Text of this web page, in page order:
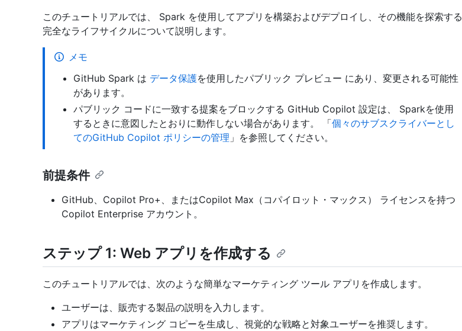
このチュートリアルでは、 Spark を使用してアプリを構築およびデプロイし、その機能を探索する
完全なライフサイクルについて説明します。
メモ
GitHub Spark は データ保護を使用したパブリック プレビュー にあり、変更される可能性
があります。
パブリック コードに一致する提案をブロックする GitHub Copilot 設定は、 Sparkを使用
するときに意図したとおりに動作しない場合があります。 「個々のサブスクライバーとし
てのGitHub Copilot ポリシーの管理 」を参照してください。
前提条件
GitHub、Copilot Pro+、またはCopilot Max（コパイロット・マックス） ライセンスを持つ
Copilot Enterprise アカウント。
ステップ 1: Web アプリを作成する
このチュートリアルでは、次のような簡単なマーケティング ツール アプリを作成します。
ユーザーは、販売する製品の説明を入力します。
アプリはマーケティング コピーを生成し、視覚的な戦略と対象ユーザーを推奨します。